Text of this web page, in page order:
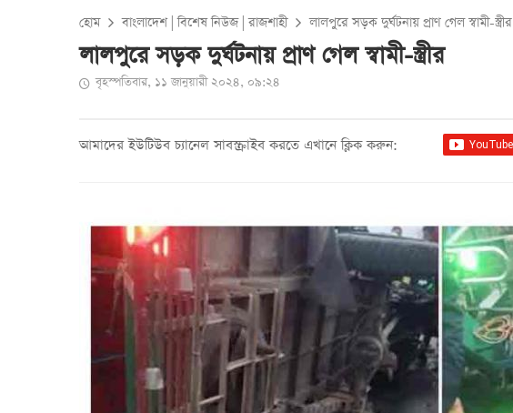
হোম বাংলাদেশ|বিশেষ নিউজ|রাজশাহী লালপুরে সড়ক দুর্ঘটনায় প্রাণ গেল স্বামী-স্ত্রীর
লালপুরে সড়ক দুর্ঘটনায় প্রাণ গেল স্বামী-স্ত্রীর
বৃহস্পতিবার, ১১ জানুয়ারী ২০২৪, ০৯:২৪
আমাদের ইউটিউব চ্যানেল সাবস্ক্রাইব করতে এখানে ক্লিক করুন: